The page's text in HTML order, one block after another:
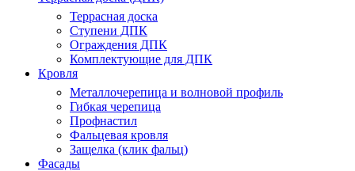
Террасная доска
Ступени ДПК
Ограждения ДПК
Комплектующие для ДПК
Кровля
Металлочерепица и волновой профиль
Гибкая черепица
Профнастил
Фальцевая кровля
Защелка (клик фальц)
Фасады